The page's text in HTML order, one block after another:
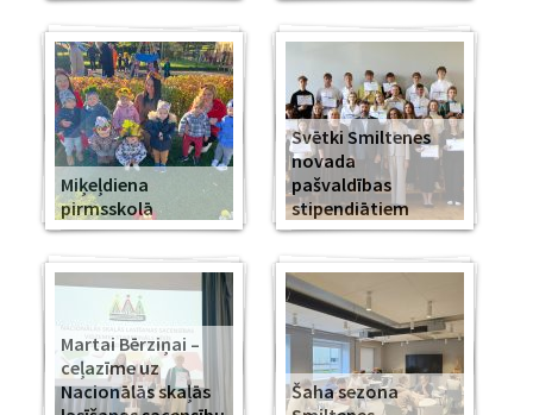
Miķeļdiena
pirmsskolā
Svētki Smiltenes
novada
pašvaldības
stipendiātiem
Martai Bērziņai –
ceļazīme uz
Nacionālās skaļās
Šaha sezona